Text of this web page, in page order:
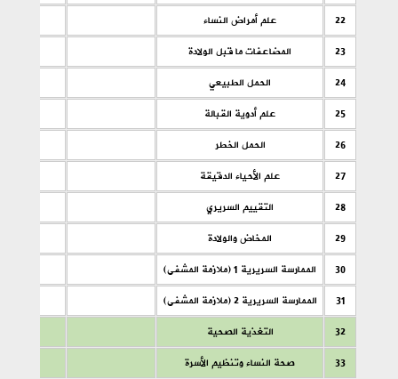
22
علم أمراض النساء
23
المضاعفات ما قبل الولادة
24
الحمل الطبيعي
25
علم أدوية القبالة
26
الحمل الخطر
27
علم الأحياء الدقيقة
28
التقييم السريري
29
المخاض والولادة
30
الممارسة السريرية 1 (ملازمة المشفى)
31
الممارسة السريرية 2 (ملازمة المشفى)
32
التغذية الصحية
33
صحة النساء وتنظيم الأسرة